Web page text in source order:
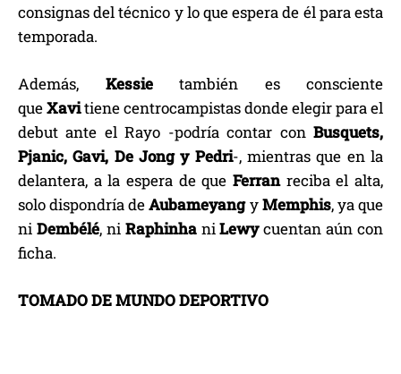
consignas del técnico y lo que espera de él para esta
temporada.
Además, Kessie también es consciente
queXavitiene centrocampistas donde elegir para el
debut ante el Rayo -podría contar con Busquets,
Pjanic, Gavi, De Jong y Pedri-, mientras que en la
delantera, a la espera de que Ferran reciba el alta,
solo dispondría deAubameyangyMemphis, ya que
ni Dembélé, ni Raphinha niLewycuentan aún con
ficha.
TOMADO DE MUNDO DEPORTIVO